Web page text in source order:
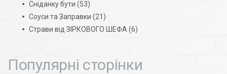
Сніданку бути (53)
Соуси та Заправки (21)
Страви від ЗІРКОВОГО ШЕФА (6)
Популярні сторінки